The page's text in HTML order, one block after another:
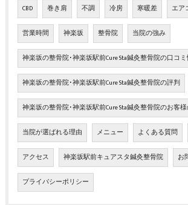
CBD 巻き肩 不調 冷房 寒暖差 エア
営業時間 神楽坂 整骨院 当院の強み
神楽坂の整骨院･神楽坂駅前Cure Sta鍼灸整骨院の口コ
神楽坂の整骨院･神楽坂駅前Cure Sta鍼灸整骨院の評判
神楽坂の整骨院･神楽坂駅前Cure Sta鍼灸整骨院のお客
当院が選ばれる理由 メニュー よくある質問
アクセス 神楽坂駅前キュアスタ鍼灸整骨院 お
プライバシーポリシー